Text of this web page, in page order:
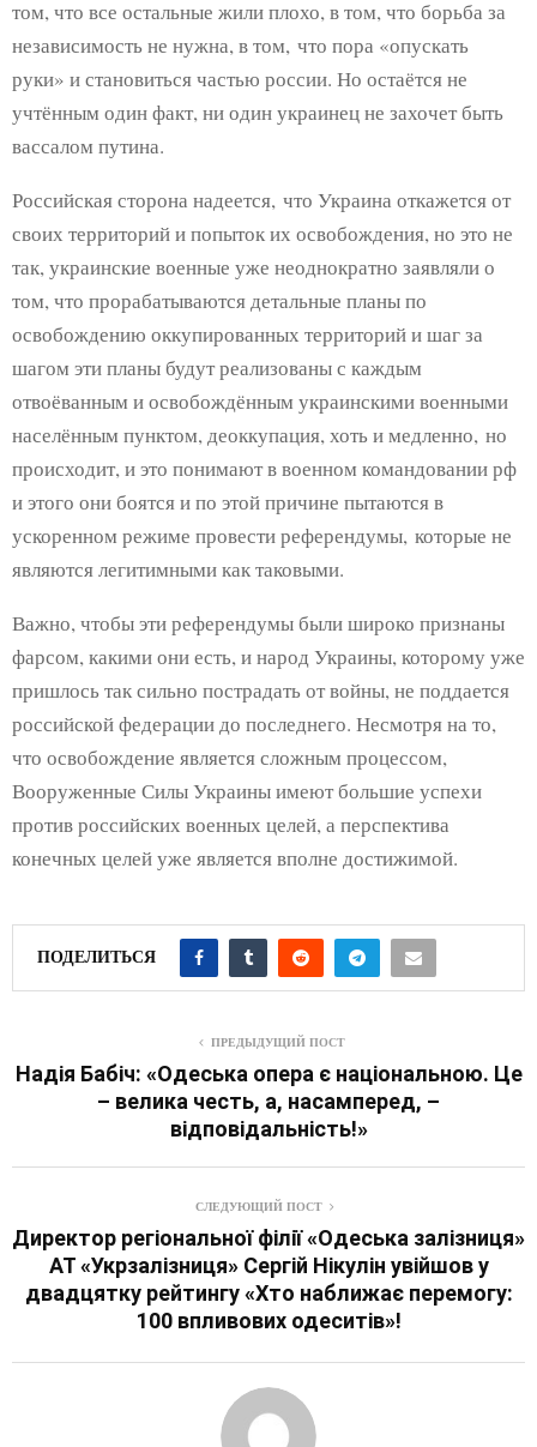
том, что все остальные жили плохо, в том, что борьба за
независимость не нужна, в том, что пора «опускать
руки» и становиться частью россии. Но остаётся не
учтённым один факт, ни один украинец не захочет быть
вассалом путина.
Российская сторона надеется, что Украина откажется от
своих территорий и попыток их освобождения, но это не
так, украинские военные уже неоднократно заявляли о
том, что прорабатываются детальные планы по
освобождению оккупированных территорий и шаг за
шагом эти планы будут реализованы с каждым
отвоёванным и освобождённым украинскими военными
населённым пунктом, деоккупация, хоть и медленно, но
происходит, и это понимают в военном командовании рф
и этого они боятся и по этой причине пытаются в
ускоренном режиме провести референдумы, которые не
являются легитимными как таковыми.
Важно, чтобы эти референдумы были широко признаны
фарсом, какими они есть, и народ Украины, которому уже
пришлось так сильно пострадать от войны, не поддается
российской федерации до последнего. Несмотря на то,
что освобождение является сложным процессом,
Вооруженные Силы Украины имеют большие успехи
против российских военных целей, а перспектива
конечных целей уже является вполне достижимой.
ПОДЕЛИТЬСЯ
ПРЕДЫДУЩИЙ ПОСТ
Надія Бабіч: «Одеська опера є національною. Це
– велика честь, а, насамперед, –
відповідальність!»
СЛЕДУЮЩИЙ ПОСТ
Директор регіональної філії «Одеська залізниця»
АТ «Укрзалізниця» Сергій Нікулін увійшов у
двадцятку рейтингу «Хто наближає перемогу:
100 впливових одеситів»!